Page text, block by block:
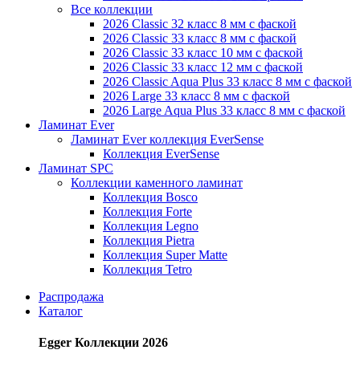
Все коллекции
2026 Classic 32 класс 8 мм с фаской
2026 Classic 33 класс 8 мм с фаской
2026 Classic 33 класс 10 мм с фаской
2026 Classic 33 класс 12 мм с фаской
2026 Classic Aqua Plus 33 класс 8 мм с фаской
2026 Large 33 класс 8 мм с фаской
2026 Large Aqua Plus 33 класс 8 мм с фаской
Ламинат Ever
Ламинат Ever коллекция EverSense
Коллекция EverSense
Ламинат SPC
Коллекции каменного ламинат
Коллекция Bosco
Коллекция Forte
Коллекция Legno
Коллекция Pietra
Коллекция Super Matte
Коллекция Tetro
Распродажа
Каталог
Egger Коллекции 2026